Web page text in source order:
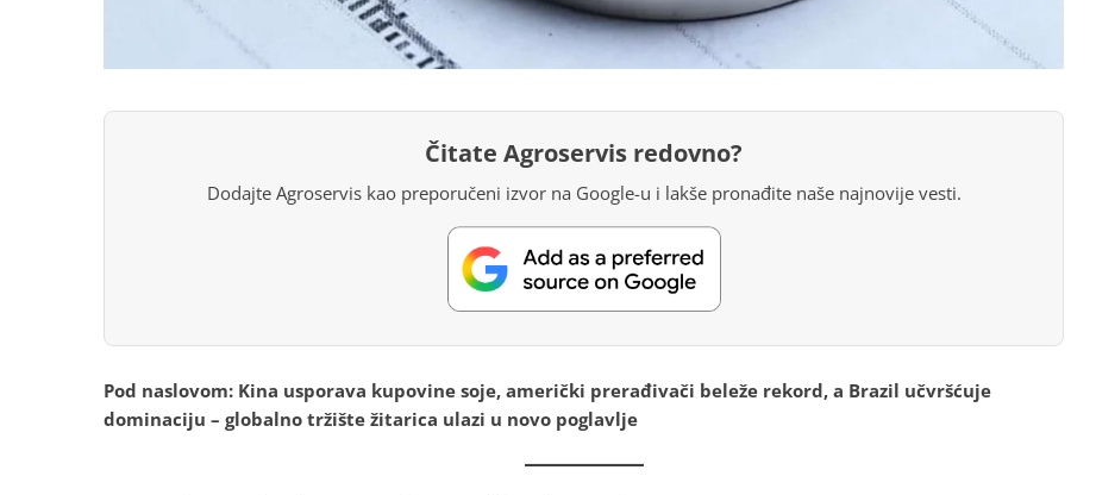
Čitate Agroservis redovno?
Dodajte Agroservis kao preporučeni izvor na Google-u i lakše pronađite naše najnovije vesti.
Pod naslovom: Kina usporava kupovine soje, američki prerađivači beleže rekord, a Brazil učvršćuje
dominaciju – globalno tržište žitarica ulazi u novo poglavlje